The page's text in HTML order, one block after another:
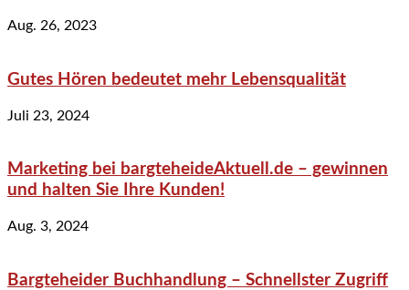
Aug. 26, 2023
Gutes Hören bedeutet mehr Lebensqualität
Juli 23, 2024
Marketing bei bargteheideAktuell.de – gewinnen
und halten Sie Ihre Kunden!
Aug. 3, 2024
Bargteheider Buchhandlung – Schnellster Zugriff